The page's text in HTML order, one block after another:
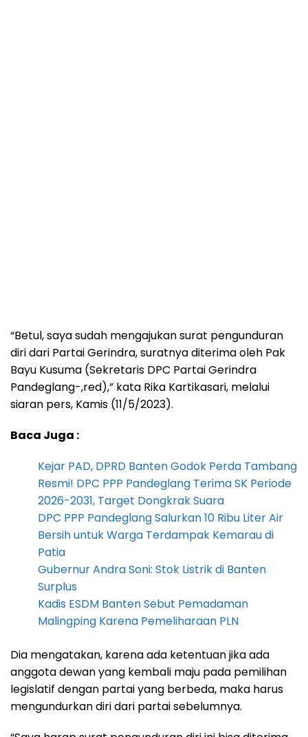
“Betul, saya sudah mengajukan surat pengunduran
diri dari Partai Gerindra, suratnya diterima oleh Pak
Bayu Kusuma (Sekretaris DPC Partai Gerindra
Pandeglang-,red),” kata Rika Kartikasari, melalui
siaran pers, Kamis (11/5/2023).
Baca Juga :
Kejar PAD, DPRD Banten Godok Perda Tambang
Resmi! DPC PPP Pandeglang Terima SK Periode
2026-2031, Target Dongkrak Suara
DPC PPP Pandeglang Salurkan 10 Ribu Liter Air
Bersih untuk Warga Terdampak Kemarau di
Patia
Gubernur Andra Soni: Stok Listrik di Banten
Surplus
Kadis ESDM Banten Sebut Pemadaman
Malingping Karena Pemeliharaan PLN
Dia mengatakan, karena ada ketentuan jika ada
anggota dewan yang kembali maju pada pemilihan
legislatif dengan partai yang berbeda, maka harus
mengundurkan diri dari partai sebelumnya.